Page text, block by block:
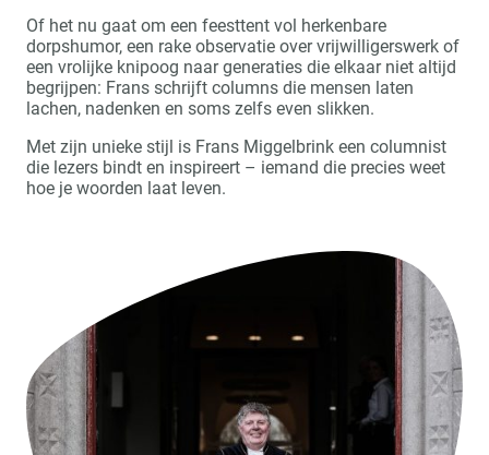
Of het nu gaat om een feesttent vol herkenbare
dorpshumor, een rake observatie over vrijwilligerswerk of
een vrolijke knipoog naar generaties die elkaar niet altijd
begrijpen: Frans schrijft columns die mensen laten
lachen, nadenken en soms zelfs even slikken.
Met zijn unieke stijl is Frans Miggelbrink een columnist
die lezers bindt en inspireert – iemand die precies weet
hoe je woorden laat leven.